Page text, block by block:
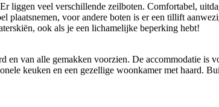
liggen veel verschillende zeilboten. Comfortabel,
plaatsnemen, voor andere boten is er een tillift
ook als je een lichamelijke beperking hebt!
van alle gemakken voorzien. De accommodatie is
keuken en een gezellige woonkamer met haard.